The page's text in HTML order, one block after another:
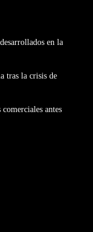
en la
tras la crisis de
antes